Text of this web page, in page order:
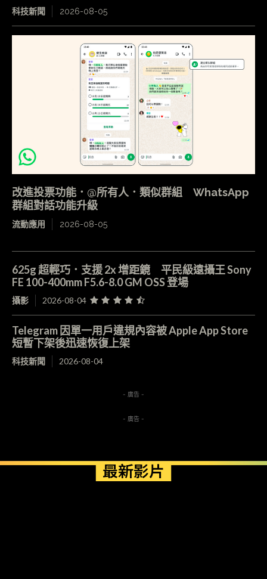
科技新聞 2026-08-05
改進投票功能．@所有人．類似群組 WhatsApp
群組對話功能升級
流動應用 2026-08-05
625g 超輕巧．支援 2x 增距鏡 平民級遠攝王 Sony
FE 100-400mm F5.6-8.0 GM OSS 登場
攝影 2026-08-04
Telegram 因單一用戶違規內容被 Apple App Store
短暫下架後迅速恢復上架
科技新聞 2026-08-04
- 廣告 -
- 廣告 -
最新影片